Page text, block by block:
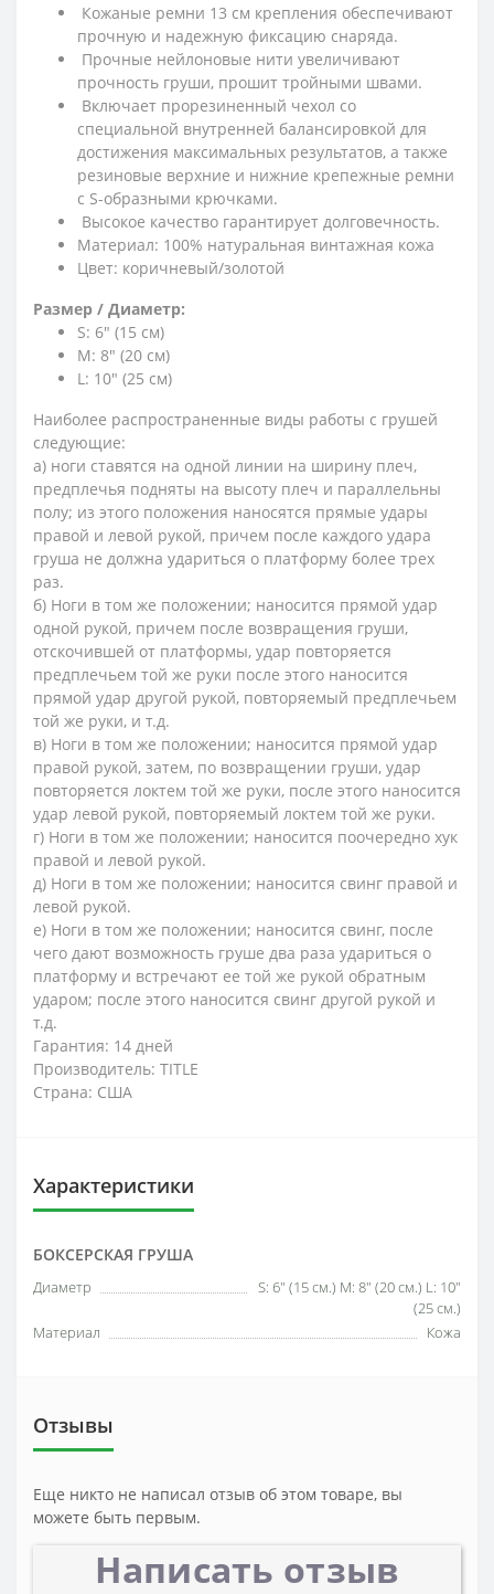
Кожаные ремни 13 см крепления обеспечивают
прочную и надежную фиксацию снаряда.
Прочные нейлоновые нити увеличивают
прочность груши, прошит тройными швами.
Включает прорезиненный чехол со
специальной внутренней балансировкой для
достижения максимальных результатов, а также
резиновые верхние и нижние крепежные ремни
с S-образными крючками.
Высокое качество гарантирует долговечность.
Материал: 100% натуральная винтажная кожа
Цвет: коричневый/золотой
Размер / Диаметр:
S: 6" (15 см)
M: 8" (20 см)
L: 10" (25 см)
Наиболее распространенные виды работы с грушей
следующие:
а) ноги ставятся на одной линии на ширину плеч,
предплечья подняты на высоту плеч и параллельны
полу; из этого положения наносятся прямые удары
правой и левой рукой, причем после каждого удара
груша не должна удариться о платформу более трех
раз.
б) Ноги в том же положении; наносится прямой удар
одной рукой, причем после возвращения груши,
отскочившей от платформы, удар повторяется
предплечьем той же руки после этого наносится
прямой удар другой рукой, повторяемый предплечьем
той же руки, и т.д.
в) Ноги в том же положении; наносится прямой удар
правой рукой, затем, по возвращении груши, удар
повторяется локтем той же руки, после этого наносится
удар левой рукой, повторяемый локтем той же руки.
г) Ноги в том же положении; наносится поочередно хук
правой и левой рукой.
д) Ноги в том же положении; наносится свинг правой и
левой рукой.
е) Ноги в том же положении; наносится свинг, после
чего дают возможность груше два раза удариться о
платформу и встречают ее той же рукой обратным
ударом; после этого наносится свинг другой рукой и
т.д.
Гарантия: 14 дней
Производитель: TITLE
Страна: США
Характеристики
БОКСЕРСКАЯ ГРУША
Диаметр
S: 6" (15 см.) M: 8" (20 см.) L: 10"
(25 см.)
Материал
Кожа
Отзывы
Еще никто не написал отзыв об этом товаре, вы
можете быть первым.
Написать отзыв